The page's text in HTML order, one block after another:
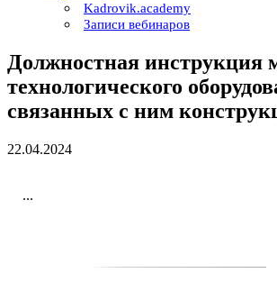
Kadrovik.academy
Записи вебинаров
Должностная инструкция
технологического
связанных с ним
22.04.2024
...